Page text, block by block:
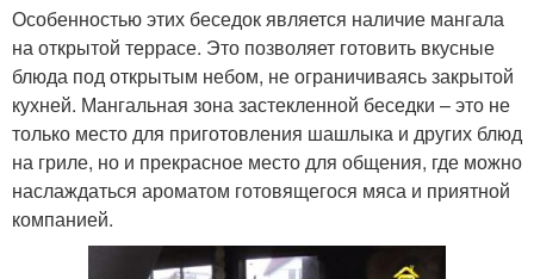
Особенностью этих беседок является наличие мангала
на открытой террасе. Это позволяет готовить вкусные
блюда под открытым небом, не ограничиваясь закрытой
кухней. Мангальная зона застекленной беседки – это не
только место для приготовления шашлыка и других блюд
на гриле, но и прекрасное место для общения, где можно
наслаждаться ароматом готовящегося мяса и приятной
компанией.